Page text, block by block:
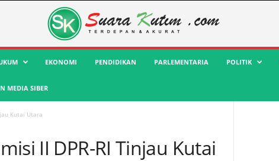
EKONOMI PENDIDIKAN PARLEMENTARIA POLITIK
MEDIA SIBER
Kutai Utara
II DPR-RI Tinjau Kutai